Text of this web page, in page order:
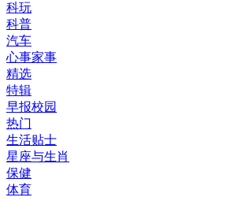
科玩
科普
汽车
心事家事
精选
特辑
早报校园
热门
生活贴士
星座与生肖
保健
体育